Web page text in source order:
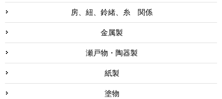
房、紐、鈴緒、糸 関係
金属製
瀬戸物・陶器製
紙製
塗物